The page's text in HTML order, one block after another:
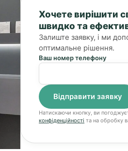
Хочете вирішити
швидко та
Залиште заявку, і ми
оптимальне рішення.
Ваш номер телефону
Натискаючи кнопку, ви
конфіденційності та на обробку